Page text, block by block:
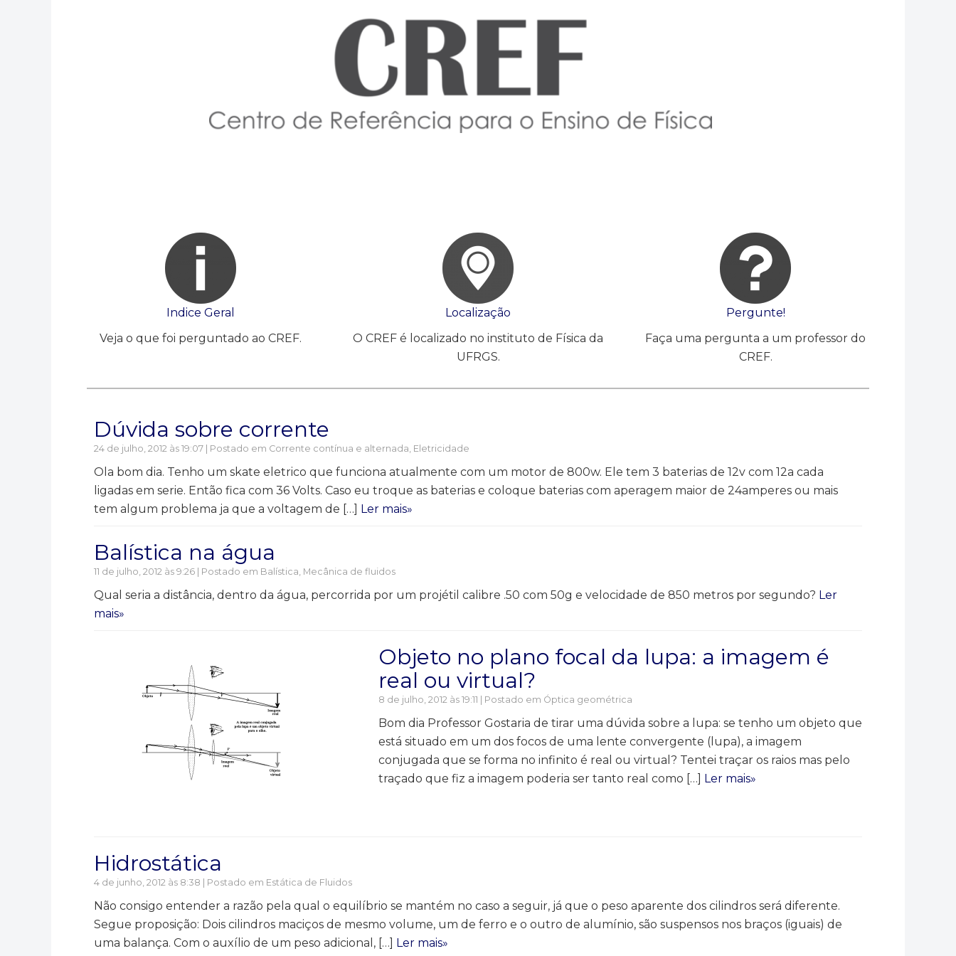
Indice Geral
Veja o que foi perguntado ao CREF.
Localização
O CREF é localizado no instituto de Física da
UFRGS.
Pergunte!
Faça uma pergunta a um professor do
CREF.
Dúvida sobre corrente
24 de julho, 2012 às 19:07 | Postado em Corrente contínua e alternada, Eletricidade
Ola bom dia. Tenho um skate eletrico que funciona atualmente com um motor de 800w. Ele tem 3 baterias de 12v com 12a cada
ligadas em serie. Então fica com 36 Volts. Caso eu troque as baterias e coloque baterias com aperagem maior de 24amperes ou mais
tem algum problema ja que a voltagem de […] Ler mais»
Balística na água
11 de julho, 2012 às 9:26 | Postado em Balística, Mecânica de fluidos
Qual seria a distância, dentro da água, percorrida por um projétil calibre .50 com 50g e velocidade de 850 metros por segundo? Ler
mais»
Objeto no plano focal da lupa: a imagem é
real ou virtual?
8 de julho, 2012 às 19:11 | Postado em Óptica geométrica
Bom dia Professor Gostaria de tirar uma dúvida sobre a lupa: se tenho um objeto que
está situado em um dos focos de uma lente convergente (lupa), a imagem
conjugada que se forma no infinito é real ou virtual? Tentei traçar os raios mas pelo
traçado que fiz a imagem poderia ser tanto real como […] Ler mais»
Hidrostática
4 de junho, 2012 às 8:38 | Postado em Estática de Fluidos
Não consigo entender a razão pela qual o equilíbrio se mantém no caso a seguir, já que o peso aparente dos cilindros será diferente.
Segue proposição: Dois cilindros maciços de mesmo volume, um de ferro e o outro de alumínio, são suspensos nos braços (iguais) de
uma balança. Com o auxílio de um peso adicional, […] Ler mais»